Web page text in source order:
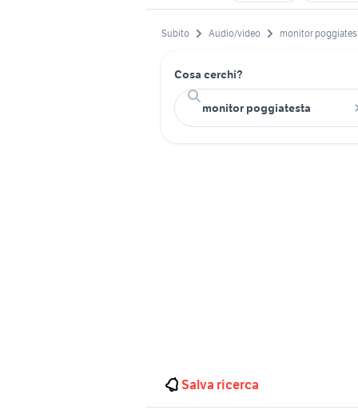
Subito Audio/video monitor
Cosa cerchi?
Salva ricerca